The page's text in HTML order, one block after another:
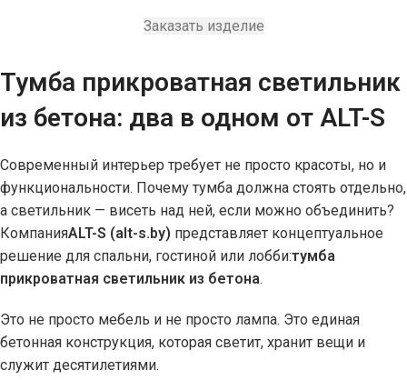
Заказать изделие
Тумба прикроватная светильник
из бетона: два в одном от ALT-S
Современный интерьер требует не просто красоты, но и
функциональности. Почему тумба должна стоять отдельно,
а светильник — висеть над ней, если можно объединить?
КомпанияALT-S (alt-s.by) представляет концептуальное
решение для спальни, гостиной или лобби:тумба
прикроватная светильник из бетона.
Это не просто мебель и не просто лампа. Это единая
бетонная конструкция, которая светит, хранит вещи и
служит десятилетиями.